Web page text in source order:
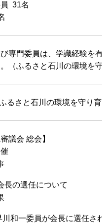
31名
専門委員は、学識経験を有
（ふるさと石川の環境を守
るさと石川の環境を守り育
審議会 総会】
選任について
一委員が会長に選任され